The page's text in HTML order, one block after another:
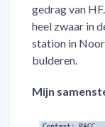
gedrag van
heel zwaar in
station in
bulderen.
Mijn